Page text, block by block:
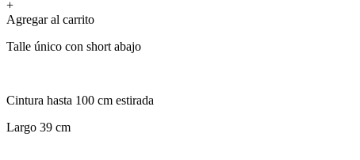
+
Agregar al carrito
Talle único con short abajo
Cintura hasta 100 cm estirada
Largo 39 cm